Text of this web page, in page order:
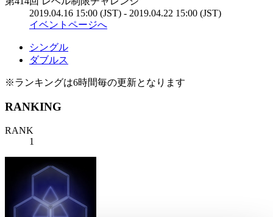
2019.04.16 15:00 (JST) - 2019.04.22 15:00 (JST)
イベントページへ
シングル
ダブルス
※ランキングは6時間毎の更新となります
RANKING
RANK
1